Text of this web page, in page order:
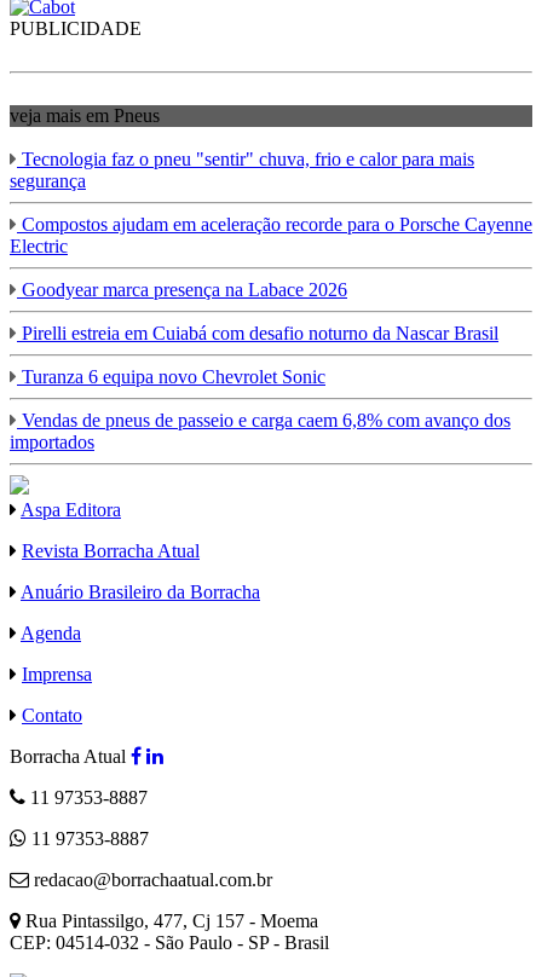
PUBLICIDADE
veja mais em Pneus
Tecnologia faz o pneu "sentir" chuva, frio e calor para mais
segurança
Compostos ajudam em aceleração recorde para o Porsche Cayenne
Electric
Goodyear marca presença na Labace 2026
Pirelli estreia em Cuiabá com desafio noturno da Nascar Brasil
Turanza 6 equipa novo Chevrolet Sonic
Vendas de pneus de passeio e carga caem 6,8% com avanço dos
importados
Aspa Editora
Revista Borracha Atual
Anuário Brasileiro da Borracha
Agenda
Imprensa
Contato
Borracha Atual
11 97353-8887
11 97353-8887
redacao@borrachaatual.com.br
Rua Pintassilgo, 477, Cj 157 - Moema
CEP: 04514-032 - São Paulo - SP - Brasil